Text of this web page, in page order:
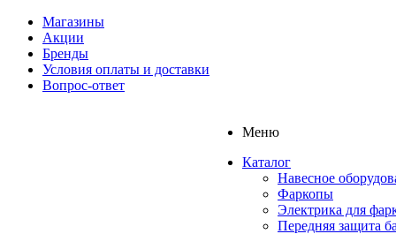
Магазины
Акции
Бренды
Условия оплаты и доставки
Вопрос-ответ
Меню
Каталог
Навесное
Фаркопы
Электрика для
Передняя защита